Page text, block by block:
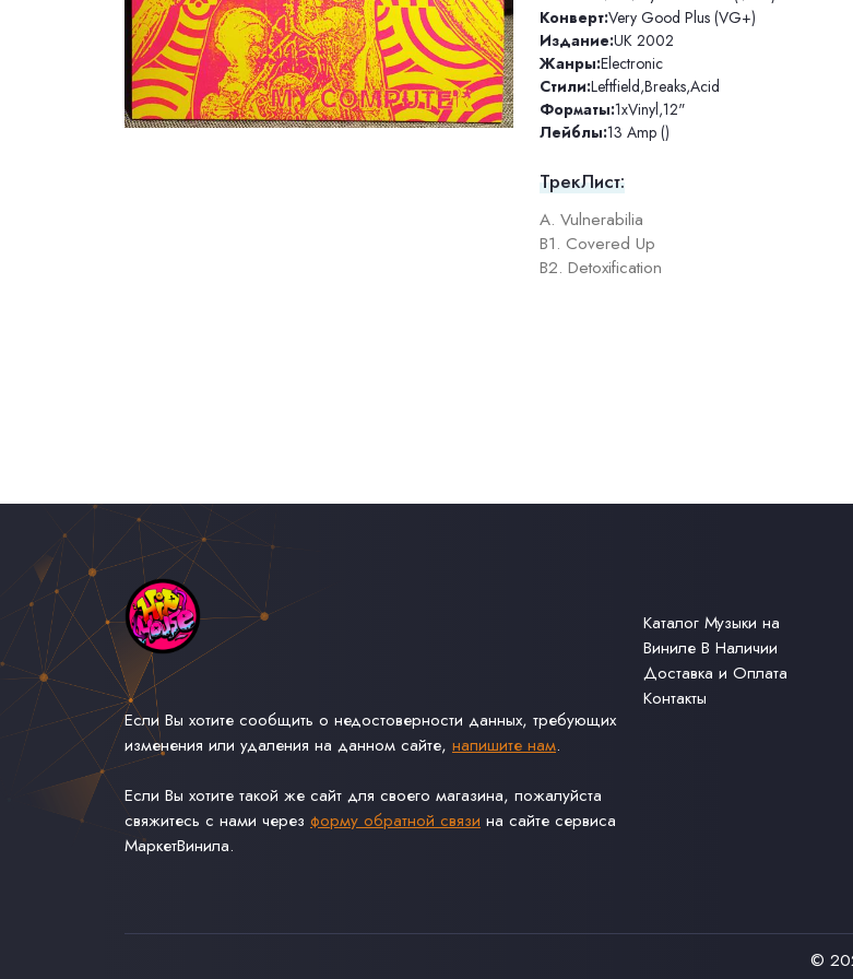
Конверт:Very Good Plus (VG+)
Издание:UK 2002
Жанры:Electronic
Стили:Leftfield,Breaks,Acid
Форматы:1xVinyl,12"
Лейблы:13 Amp ()
ТрекЛист:
A. Vulnerabilia
B1. Covered Up
B2. Detoxification
Если Вы хотите сообщить о недостоверности данных, требующих
изменения или удаления на данном сайте, напишите нам.
Если Вы хотите такой же сайт для своего магазина, пожалуйста
свяжитесь с нами через форму обратной связи на сайте сервиса
МаркетВинила.
Каталог Музыки на
Виниле В Наличии
Доставка и Оплата
Контакты
©